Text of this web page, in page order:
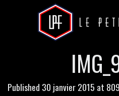
Published 30 janvier 2015 at